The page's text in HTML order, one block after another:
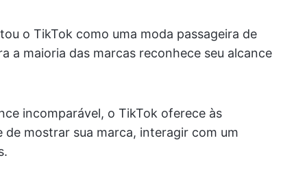
o TikTok como uma moda passageira de
a maioria das marcas reconhece seu alcance
incomparável, o TikTok oferece às
mostrar sua marca, interagir com um